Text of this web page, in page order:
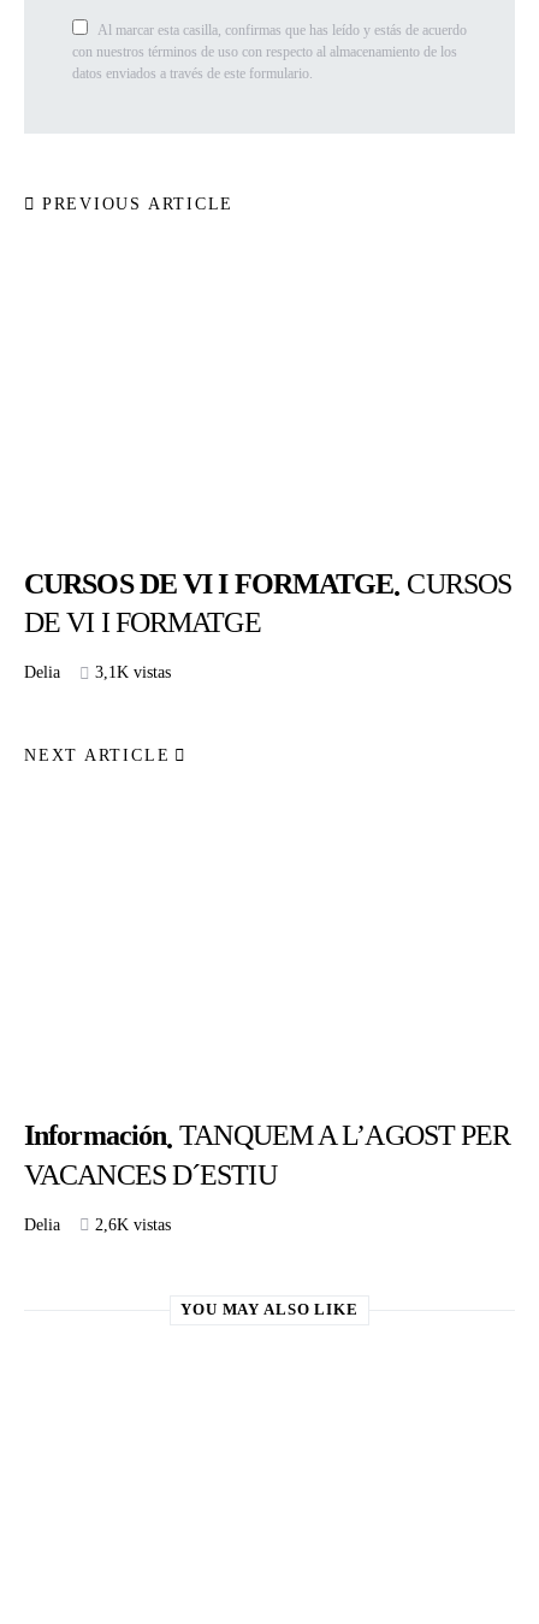
Al marcar esta casilla, confirmas que has leído y estás de acuerdo
con nuestros términos de uso con respecto al almacenamiento de los
datos enviados a través de este formulario.
PREVIOUS ARTICLE
CURSOS DE VI I FORMATGE CURSOS
DE VI I FORMATGE
Delia 3,1K vistas
NEXT ARTICLE
Información TANQUEM A L’AGOST PER
VACANCES D´ESTIU
Delia 2,6K vistas
YOU MAY ALSO LIKE